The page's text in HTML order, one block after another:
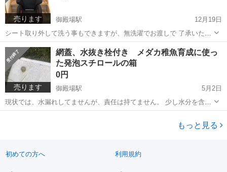
売ります 御殿場駅
12月19日
シート取り外して洗う事もできますが、無洗濯でお渡しで 了承いただ
ける方 7日までは 静岡県御殿場市近隣の方でお願い致します。 8日以
降 平日は相模原市〜厚木〜伊勢原〜秦野〜大井松田 246沿であれば、
夕方時間を合わせて受け...
静岡 御殿場市 御殿場駅 キッズ用品 combi
売ります
網蓋、水抜き栓付き メダカ稚魚育成に使っ
た発泡スチロールの箱
0円
御殿場駅
5月2日
現状では、水漏れしてませんが、責任は持てません。 少し水分を含ん
でいるかと思います。 汚れあります、そのままのお渡しになります。
取りに来ていただける方限定でお願いします。 18個あります。 まとめ
もっと見る
初めての方へ 利用規約